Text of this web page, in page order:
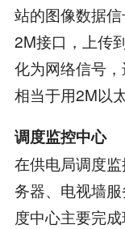
站的图像数据
2M接口，上传
化为网络信号
相当于用2M以
调度监控中心
在供电局调度
务器、电视墙
度中心主要完